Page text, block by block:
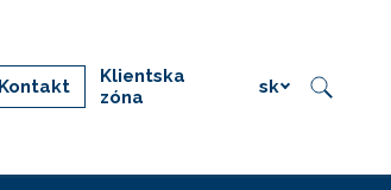
Kontakt
Klientska
zóna
sk